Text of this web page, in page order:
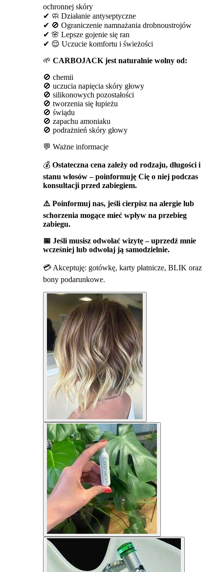
ochronnej skóry
✔ 🧼 Działanie antyseptyczne
✔ 🚫 Ograniczenie namnażania drobnoustrojów
✔ 🌸 Lepsze gojenie się ran
✔ 😌 Uczucie komfortu i świeżości
🌱 CARBOJACK jest naturalnie wolny od:
🚫 chemii
🚫 uczucia napięcia skóry głowy
🚫 silikonowych pozostałości
🚫 tworzenia się łupieżu
🚫 świądu
🚫 zapachu amoniaku
🚫 podrażnień skóry głowy
💬 Ważne informacje
💰 Ostateczna cena zależy od rodzaju, długości i
stanu włosów – poinformuję Cię o niej podczas
konsultacji przed zabiegiem.
⚠️ Poinformuj nas, jeśli cierpisz na alergie lub
schorzenia mogące mieć wpływ na przebieg
zabiegu.
📅 Jeśli musisz odwołać wizytę – uprzedź mnie
wcześniej lub odwołaj ją samodzielnie.
💳 Akceptuję: gotówkę, karty płatnicze, BLIK oraz
bony podarunkowe.